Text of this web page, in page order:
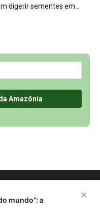
×
mundo”: a
Español